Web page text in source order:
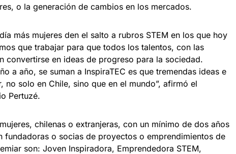
o la generación de cambios en los mercados.
más mujeres den el salto a rubros STEM en los que hoy
que trabajar para que todos los talentos, con las
convertirse en ideas de progreso para la sociedad.
a año, se suman a InspiraTEC es que tremendas ideas e
no solo en Chile, sino que en el mundo”, afirmó el
Pertuzé.
chilenas o extranjeras, con un mínimo de dos años
fundadoras o socias de proyectos o emprendimientos de
son: Joven Inspiradora, Emprendedora STEM,